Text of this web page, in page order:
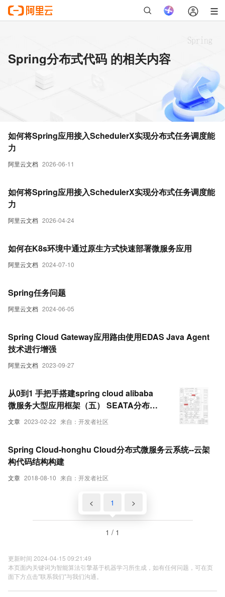
Spring分布式代码 的相关内容
阿里云文档 2026-06-11
如何将Spring应用接入SchedulerX实现分布式任务调度能
力
阿里云文档 2026-04-24
如何将Spring应用接入SchedulerX实现分布式任务调度能
力
阿里云文档 2024-07-10
如何在K8s环境中通过原生方式快速部署微服务应用
阿里云文档 2024-06-05
Spring任务问题
阿里云文档 2023-09-27
Spring Cloud Gateway应用路由使用EDAS Java Agent
技术进行增强
文章 2023-02-22 来自：开发者社区
从0到1 手把手搭建spring cloud alibaba
微服务大型应用框架（五） SEATA分布式
事务篇（中）shardingshere 多库读写分
文章 2018-08-10 来自：开发者社区
Spring Cloud-honghu Cloud分布式微服务云系统--云架
构代码结构构建
< 1 >
1 / 1
更新时间 2024-04-15 09:21:49
本页面内关键词为智能算法引擎基于机器学习所生成，如有任何问题，可在页
面下方点击"联系我们"与我们沟通。